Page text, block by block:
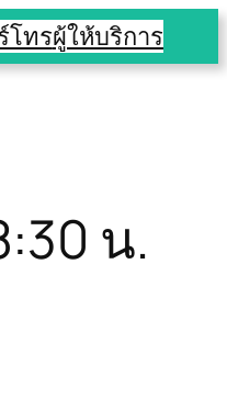
โทรผู้ให้บริการ
น.